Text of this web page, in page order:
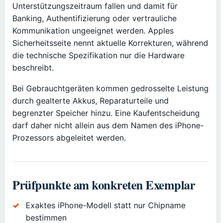
Unterstützungszeitraum fallen und damit für
Banking, Authentifizierung oder vertrauliche
Kommunikation ungeeignet werden. Apples
Sicherheitsseite nennt aktuelle Korrekturen, während
die technische Spezifikation nur die Hardware
beschreibt.
Bei Gebrauchtgeräten kommen gedrosselte Leistung
durch gealterte Akkus, Reparaturteile und
begrenzter Speicher hinzu. Eine Kaufentscheidung
darf daher nicht allein aus dem Namen des iPhone-
Prozessors abgeleitet werden.
Prüfpunkte am konkreten Exemplar
Exaktes iPhone-Modell statt nur Chipname
bestimmen